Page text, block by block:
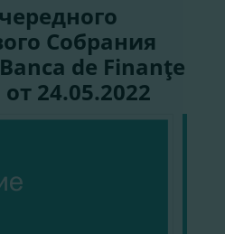
Собрания
de Finanţe
24.05.2022